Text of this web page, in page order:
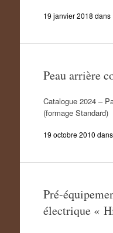
19 janvier 2018 dans
Peau arrière
Catalogue 2024 –
(formage Standard)
19 octobre 2010 dans
Pré-
électrique «